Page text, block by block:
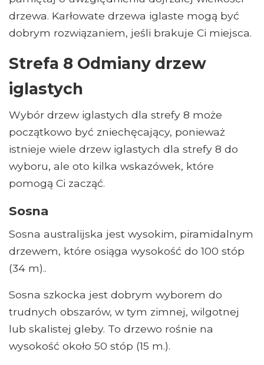
drzewa. Karłowate drzewa iglaste mogą być
dobrym rozwiązaniem, jeśli brakuje Ci miejsca.
Strefa 8 Odmiany drzew
iglastych
Wybór drzew iglastych dla strefy 8 może
początkowo być zniechęcający, ponieważ
istnieje wiele drzew iglastych dla strefy 8 do
wyboru, ale oto kilka wskazówek, które
pomogą Ci zacząć.
Sosna
Sosna australijska jest wysokim, piramidalnym
drzewem, które osiąga wysokość do 100 stóp
(34 m)..
Sosna szkocka jest dobrym wyborem do
trudnych obszarów, w tym zimnej, wilgotnej
lub skalistej gleby. To drzewo rośnie na
wysokość około 50 stóp (15 m.).